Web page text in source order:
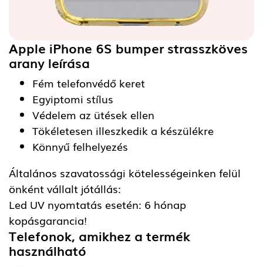
Apple iPhone 6S bumper strasszköves
arany leírása
Fém telefonvédő keret
Egyiptomi stílus
Védelem az ütések ellen
Tökéletesen illeszkedik a készülékre
Könnyű felhelyezés
Általános szavatossági kötelességeinken felül
önként vállalt jótállás:
Led UV nyomtatás esetén: 6 hónap
kopásgarancia!
Telefonok, amikhez a termék
használható